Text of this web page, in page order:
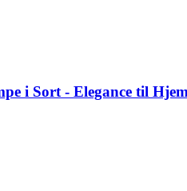
i Sort - Elegance til